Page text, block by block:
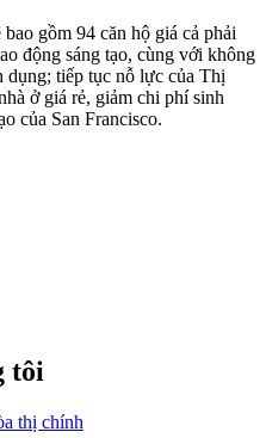
gồm 94 căn hộ giá cả phải
động sáng tạo, cùng với không
dụng; tiếp tục nỗ lực của Thị
ở giá rẻ, giảm chi phí sinh
của San Francisco.
tôi
thị chính